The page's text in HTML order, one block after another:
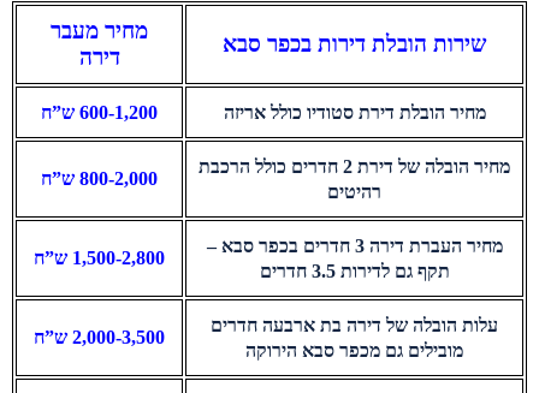
שירות הובלת דירות בכפר סבא
מחיר מעבר
דירה
מחיר הובלת דירת סטודיו כולל אריזה 600-1,200 ש”ח
מחיר הובלה של דירת 2 חדרים כולל הרכבת
רהיטים
800-2,000 ש”ח
מחיר העברת דירה 3 חדרים בכפר סבא –
תקף גם לדירות 3.5 חדרים
1,500-2,800 ש”ח
עלות הובלה של דירה בת ארבעה חדרים
מובילים גם מכפר סבא הירוקה
2,000-3,500 ש”ח